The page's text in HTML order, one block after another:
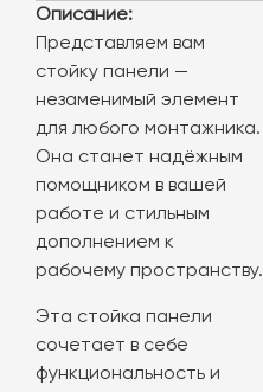
Описание:
Представляем вам
стойку панели —
незаменимый элемент
для любого монтажника.
Она станет надёжным
помощником в вашей
работе и стильным
дополнением к
рабочему пространству.
Эта стойка панели
сочетает в себе
функциональность и